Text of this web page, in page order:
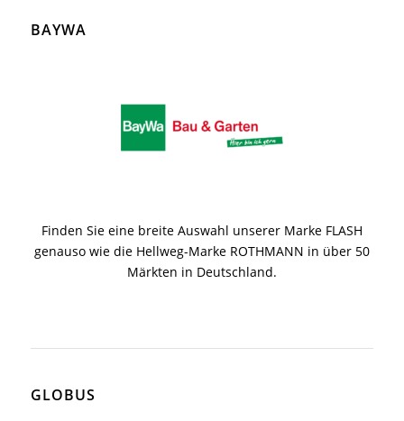
BAYWA
Finden Sie eine breite Auswahl unserer Marke FLASH
genauso wie die Hellweg-Marke ROTHMANN in über 50
Märkten in Deutschland.
GLOBUS